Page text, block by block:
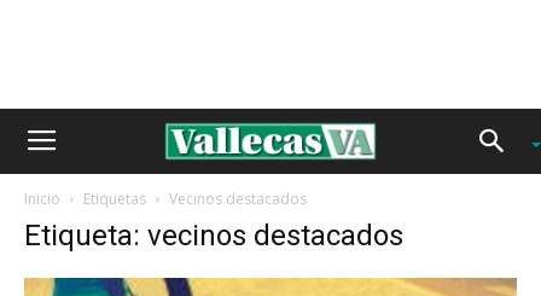
Inicio Etiquetas Vecinos destacados
Etiqueta: vecinos destacados